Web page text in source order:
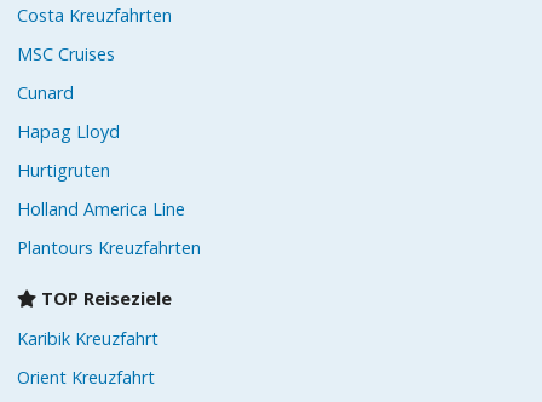
Costa Kreuzfahrten
MSC Cruises
Cunard
Hapag Lloyd
Hurtigruten
Holland America Line
Plantours Kreuzfahrten
TOP Reiseziele
Karibik Kreuzfahrt
Orient Kreuzfahrt